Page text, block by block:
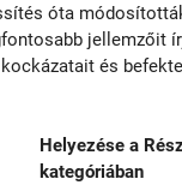
óta
jellemzőit
és
Helyezése a
kategóriában